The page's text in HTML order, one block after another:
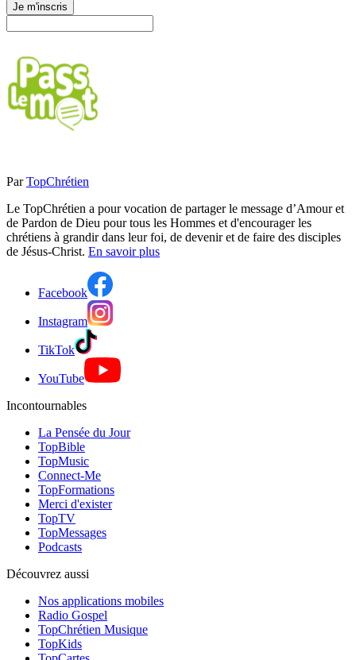
Je m'inscris
Par TopChrétien
Le TopChrétien a pour vocation de partager le message d’Amour et
de Pardon de Dieu pour tous les Hommes et d'encourager les
chrétiens à grandir dans leur foi, de devenir et de faire des disciples
de Jésus-Christ. En savoir plus
Facebook
Instagram
TikTok
YouTube
Incontournables
La Pensée du Jour
TopBible
TopMusic
Connect-Me
TopFormations
Merci d'exister
TopTV
TopMessages
Podcasts
Découvrez aussi
Nos applications mobiles
Radio Gospel
TopChrétien Musique
TopKids